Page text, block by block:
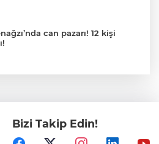
can pazarı! 12 kişi
Akaryakıta bir zam daha
Bizi Takip Edin!